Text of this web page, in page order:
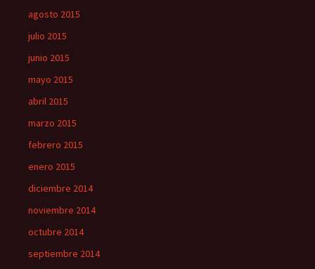
agosto 2015
julio 2015
junio 2015
mayo 2015
abril 2015
marzo 2015
febrero 2015
enero 2015
diciembre 2014
noviembre 2014
octubre 2014
septiembre 2014